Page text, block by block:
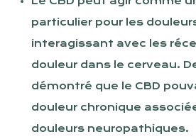
particulier pour les
interagissant avec les
douleur dans le cerveau.
démontré que le CBD
douleur chronique
douleurs neuropathiques.